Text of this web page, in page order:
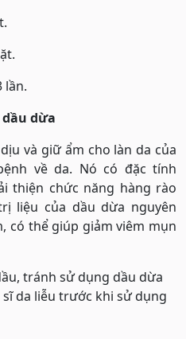
lần.
dừa
và giữ ẩm cho làn da của
về da. Nó có đặc tính
thiện chức năng hàng rào
liệu của dầu dừa nguyên
có thể giúp giảm viêm mụn
tránh sử dụng dầu dừa
da liễu trước khi sử dụng